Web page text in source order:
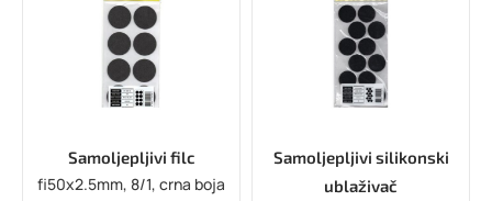
Samoljepljivi filc
fi50x2.5mm, 8/1, crna boja
Samoljepljivi silikonski
ublaživač